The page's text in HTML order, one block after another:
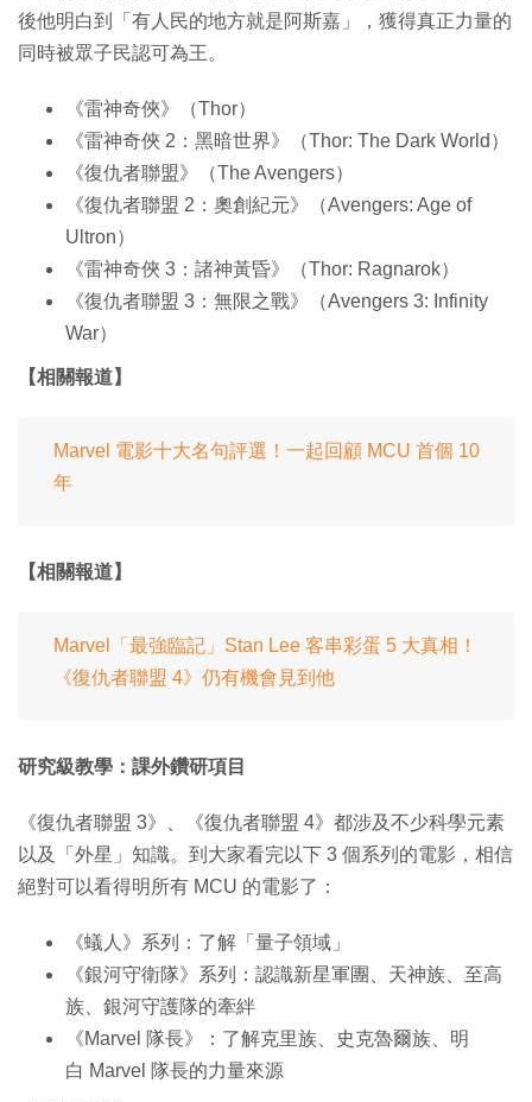
後他明白到「有人民的地方就是阿斯嘉」，獲得真正力量的
同時被眾子民認可為王。
《雷神奇俠》（Thor）
《雷神奇俠 2：黑暗世界》（Thor: The Dark World）
《復仇者聯盟》（The Avengers）
《復仇者聯盟 2：奧創紀元》（Avengers: Age of
Ultron）
《雷神奇俠 3：諸神黃昏》（Thor: Ragnarok）
《復仇者聯盟 3：無限之戰》（Avengers 3: Infinity
War）
【相關報道】
Marvel 電影十大名句評選！一起回顧 MCU 首個 10
年
【相關報道】
Marvel「最強臨記」Stan Lee 客串彩蛋 5 大真相！
《復仇者聯盟 4》仍有機會見到他
研究級教學：課外鑽研項目
《復仇者聯盟 3》、《復仇者聯盟 4》都涉及不少科學元素
以及「外星」知識。到大家看完以下 3 個系列的電影，相信
絕對可以看得明所有 MCU 的電影了：
《蟻人》系列：了解「量子領域」
《銀河守衛隊》系列：認識新星軍團、天神族、至高
族、銀河守護隊的牽絆
《Marvel 隊長》：了解克里族、史克魯爾族、明
白 Marvel 隊長的力量來源